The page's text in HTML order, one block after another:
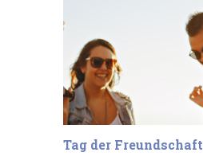
Tag der Freundschaft